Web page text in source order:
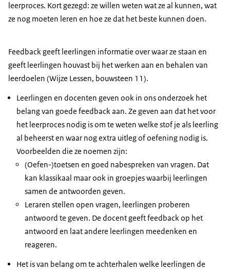
leerproces. Kort gezegd: ze willen weten wat ze al kunnen, wat
ze nog moeten leren en hoe ze dat het beste kunnen doen.
Feedback geeft leerlingen informatie over waar ze staan en
geeft leerlingen houvast bij het werken aan en behalen van
leerdoelen (Wijze Lessen, bouwsteen 11).
Leerlingen en docenten geven ook in ons onderzoek het
belang van goede feedback aan. Ze geven aan dat het voor
het leerproces nodig is om te weten welke stof je als leerling
al beheerst en waar nog extra uitleg of oefening nodig is.
Voorbeelden die ze noemen zijn:
(Oefen-)toetsen en goed nabespreken van vragen. Dat
kan klassikaal maar ook in groepjes waarbij leerlingen
samen de antwoorden geven.
Leraren stellen open vragen, leerlingen proberen
antwoord te geven. De docent geeft feedback op het
antwoord en laat andere leerlingen meedenken en
reageren.
Het is van belang om te achterhalen welke leerlingen de